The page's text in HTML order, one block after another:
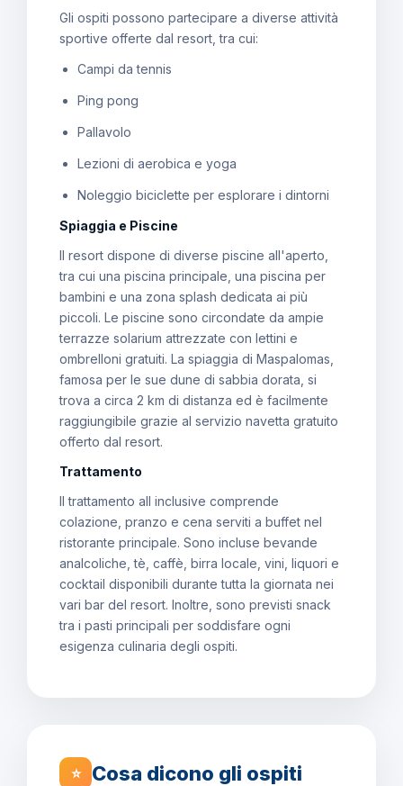
Gli ospiti possono partecipare a diverse attività
sportive offerte dal resort, tra cui:
Campi da tennis
Ping pong
Pallavolo
Lezioni di aerobica e yoga
Noleggio biciclette per esplorare i dintorni
Spiaggia e Piscine
Il resort dispone di diverse piscine all'aperto,
tra cui una piscina principale, una piscina per
bambini e una zona splash dedicata ai più
piccoli. Le piscine sono circondate da ampie
terrazze solarium attrezzate con lettini e
ombrelloni gratuiti. La spiaggia di Maspalomas,
famosa per le sue dune di sabbia dorata, si
trova a circa 2 km di distanza ed è facilmente
raggiungibile grazie al servizio navetta gratuito
offerto dal resort.
Trattamento
Il trattamento all inclusive comprende
colazione, pranzo e cena serviti a buffet nel
ristorante principale. Sono incluse bevande
analcoliche, tè, caffè, birra locale, vini, liquori e
cocktail disponibili durante tutta la giornata nei
vari bar del resort. Inoltre, sono previsti snack
tra i pasti principali per soddisfare ogni
esigenza culinaria degli ospiti.
⭐ Cosa dicono gli ospiti